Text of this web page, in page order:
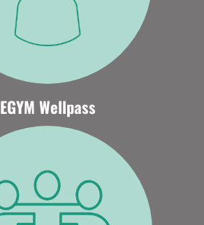
EGYM Wellpass